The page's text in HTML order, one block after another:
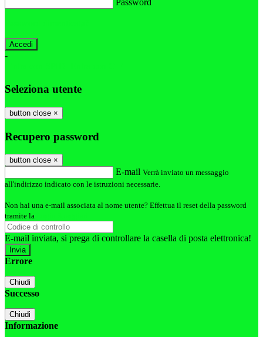
Password
-
Seleziona utente
button close ×
Recupero password
button close ×
E-mail Verrà inviato un messaggio
all'indirizzo indicato con le istruzioni necessarie.
Non hai una e-mail associata al nome utente? Effettua il reset della password
tramite la
E-mail inviata, si prega di controllare la casella di posta elettronica!
Errore
Chiudi
Successo
Chiudi
Informazione